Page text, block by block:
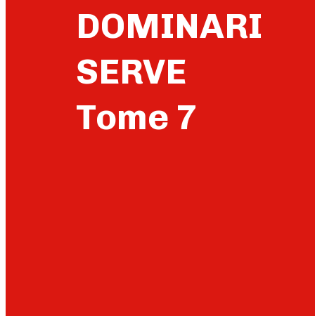
DOMINARI
SERVE
Tome 7